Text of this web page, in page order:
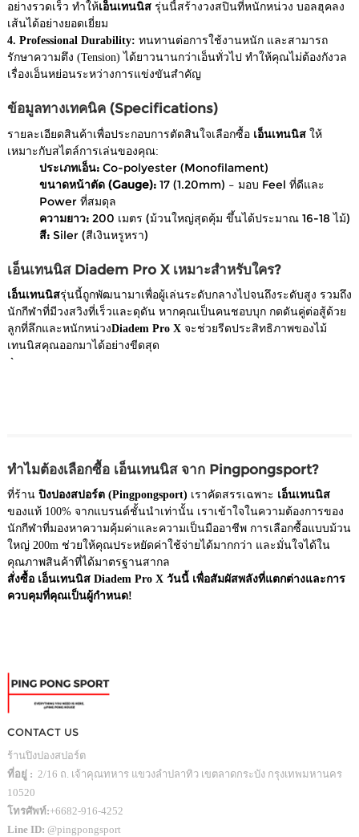
อย่างรวดเร็ว ทำให้เอ็นเทนนิส รุ่นนี้สร้างวงสปินที่หนักหน่วง บอลฮุคลง
เส้นได้อย่างยอดเยี่ยม
4. Professional Durability: ทนทานต่อการใช้งานหนัก และสามารถ
รักษาความตึง (Tension) ได้ยาวนานกว่าเอ็นทั่วไป ทำให้คุณไม่ต้องกังวล
เรื่องเอ็นหย่อนระหว่างการแข่งขันสำคัญ
ข้อมูลทางเทคนิค (Specifications)
รายละเอียดสินค้าเพื่อประกอบการตัดสินใจเลือกซื้อ เอ็นเทนนิส ให้
เหมาะกับสไตล์การเล่นของคุณ:
ประเภทเอ็น: Co-polyester (Monofilament)
ขนาดหน้าตัด (Gauge): 17 (1.20mm) – มอบ Feel ที่ดีและ
Power ที่สมดุล
ความยาว: 200 เมตร (ม้วนใหญ่สุดคุ้ม ขึ้นได้ประมาณ 16-18 ไม้)
สี: Siler (สีเงินหรูหรา)
เอ็นเทนนิส Diadem Pro X เหมาะสำหรับใคร?
เอ็นเทนนิสรุ่นนี้ถูกพัฒนามาเพื่อผู้เล่นระดับกลางไปจนถึงระดับสูง รวมถึง
นักกีฬาที่มีวงสวิงที่เร็วและดุดัน หากคุณเป็นคนชอบบุก กดดันคู่ต่อสู้ด้วย
ลูกที่ลึกและหนักหน่วงDiadem Pro X จะช่วยรีดประสิทธิภาพของไม้
เทนนิสคุณออกมาได้อย่างขีดสุด
`
ทำไมต้องเลือกซื้อ เอ็นเทนนิส จาก Pingpongsport?
ที่ร้าน ปิงปองสปอร์ต (Pingpongsport) เราคัดสรรเฉพาะ เอ็นเทนนิส
ของแท้ 100% จากแบรนด์ชั้นนำเท่านั้น เราเข้าใจในความต้องการของ
นักกีฬาที่มองหาความคุ้มค่าและความเป็นมืออาชีพ การเลือกซื้อแบบม้วน
ใหญ่ 200m ช่วยให้คุณประหยัดค่าใช้จ่ายได้มากกว่า และมั่นใจได้ใน
คุณภาพสินค้าที่ได้มาตรฐานสากล
สั่งซื้อ เอ็นเทนนิส Diadem Pro X วันนี้ เพื่อสัมผัสพลังที่แตกต่างและการ
ควบคุมที่คุณเป็นผู้กำหนด!
CONTACT US
ร้านปิงปองสปอร์ต
ที่อยู่ : 2/16 ถ. เจ้าคุณทหาร แขวงลำปลาทิว เขตลาดกระบัง กรุงเทพมหานคร
10520
โทรศัพท์:+6682-916-4252
Line ID: @pingpongsport